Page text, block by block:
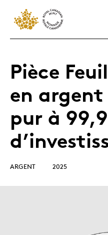
Pièce
en argent
pur à
ARGENT 2025